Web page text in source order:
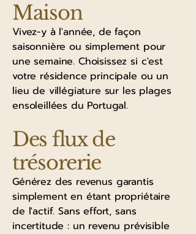
Maison
Vivez-y à l'année, de façon
saisonnière ou simplement pour
une semaine. Choisissez si c'est
votre résidence principale ou un
lieu de villégiature sur les plages
ensoleillées du Portugal.
Des flux de
trésorerie
Générez des revenus garantis
simplement en étant propriétaire
de l'actif. Sans effort, sans
incertitude : un revenu prévisible